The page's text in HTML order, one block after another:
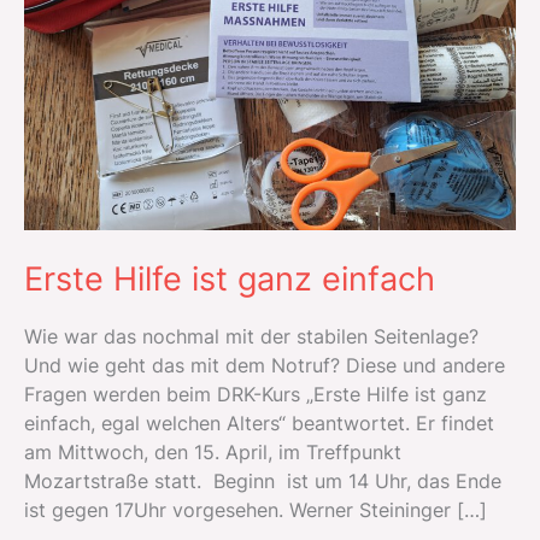
Erste Hilfe ist ganz einfach
Wie war das nochmal mit der stabilen Seitenlage?
Und wie geht das mit dem Notruf? Diese und andere
Fragen werden beim DRK-Kurs „Erste Hilfe ist ganz
einfach, egal welchen Alters“ beantwortet. Er findet
am Mittwoch, den 15. April, im Treffpunkt
Mozartstraße statt. Beginn ist um 14 Uhr, das Ende
ist gegen 17Uhr vorgesehen. Werner Steininger […]